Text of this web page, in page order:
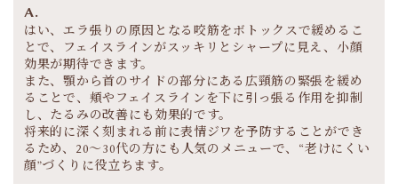
A.
はい、エラ張りの原因となる咬筋をボトックスで緩めるこ
とで、フェイスラインがスッキリとシャープに見え、小顔
効果が期待できます。
また、顎から首のサイドの部分にある広頸筋の緊張を緩め
ることで、頬やフェイスラインを下に引っ張る作用を抑制
し、たるみの改善にも効果的です。
将来的に深く刻まれる前に表情ジワを予防することができ
るため、20〜30代の方にも人気のメニューで、“老けにくい
顔”づくりに役立ちます。